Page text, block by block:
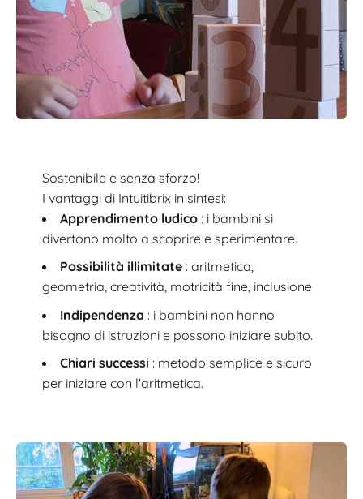
Sostenibile e senza sforzo!
I vantaggi di Intuitibrix in sintesi:
Apprendimento ludico : i bambini si
divertono molto a scoprire e sperimentare.
Possibilità illimitate : aritmetica,
geometria, creatività, motricità fine, inclusione
Indipendenza : i bambini non hanno
bisogno di istruzioni e possono iniziare subito.
Chiari successi : metodo semplice e sicuro
per iniziare con l'aritmetica.